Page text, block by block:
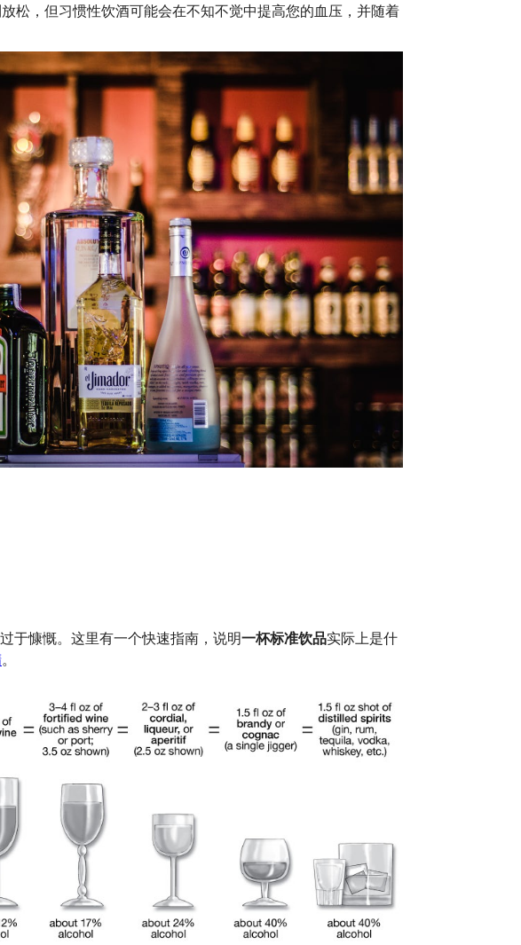
松，但习惯性饮酒可能会在不知不觉中提高您的血压，并随着
于慷慨。这里有一个快速指南，说明一杯标准饮品实际上是什
。